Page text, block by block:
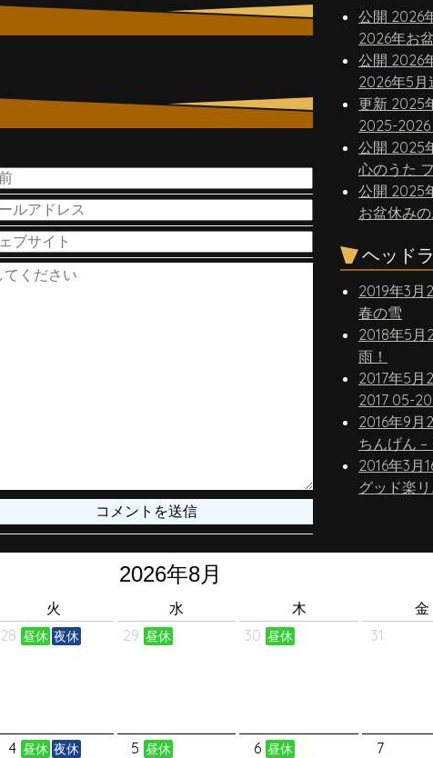
公開 2026
2026年お
公開 2026
2026年5
更新 2025
2025-
公開 2025
心のうた
公開 2025
お盆休み
ヘッド
2019年3月
春の雪
2018年5月
雨！
2017年5月
2017 05-
2016年9月
2016年3月
グッド楽
火 水 木 金
28 昼休 夜休 29 昼休 30 昼休 31
4 昼休 夜休 5 昼休 6 昼休 7